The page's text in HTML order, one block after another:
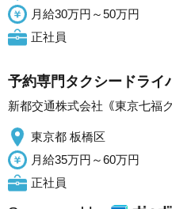
月給30万円～50万円
正社員
予約専門タクシードライ
新都交通株式会社｟東京七福
東京都 板橋区
月給35万円～60万円
正社員